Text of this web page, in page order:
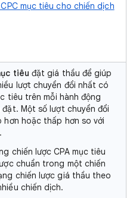
mục tiêu cho chiến dịch
tiêu đặt giá thầu để giúp
lượt chuyển đổi nhất có
tiêu trên mỗi hành động
đặt. Một số lượt chuyển đổi
hoặc thấp hơn so với
chiến lược CPA mục tiêu
chuẩn trong một chiến
chiến lược giá thầu theo
chiến dịch.